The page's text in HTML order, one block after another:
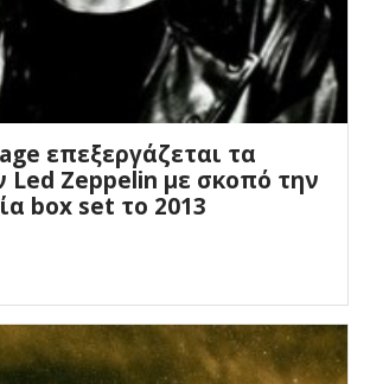
επεξεργάζεται τα
Led Zeppelin με σκοπό την
box set το 2013